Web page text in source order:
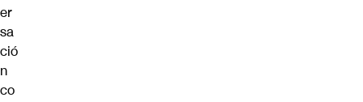
er
sa
ció
n
co